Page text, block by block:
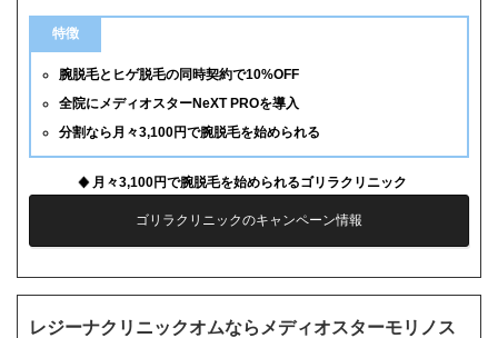
特徴
腕脱毛とヒゲ脱毛の同時契約で10%OFF
全院にメディオスターNeXT PROを導入
分割なら月々3,100円で腕脱毛を始められる
月々3,100円で腕脱毛を始められるゴリラクリニック
ゴリラクリニックのキャンペーン情報
レジーナクリニックオムならメディオスターモリノス